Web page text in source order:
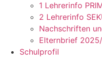
1 Lehrerinfo
2 Lehrerinfo
Nachschriften
Elternbrief
Schulprofil